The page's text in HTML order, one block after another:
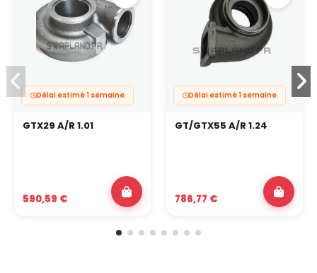
Délai estimé 1 semaine
GTX29 A/R 1.01
590,59 €
Délai estimé 1 semaine
GT/GTX55 A/R 1.24
786,77 €